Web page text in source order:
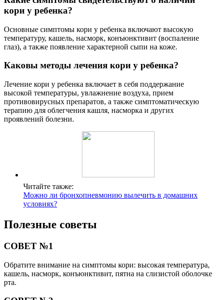
кори у ребенка?
Основные симптомы кори у ребенка включают высокую
температуру, кашель, насморк, конъюнктивит (воспаление
глаз), а также появление характерной сыпи на коже.
Каковы методы лечения кори у ребенка?
Лечение кори у ребенка включает в себя поддержание
высокой температуры, увлажнение воздуха, прием
противовирусных препаратов, а также симптоматическую
терапию для облегчения кашля, насморка и других
проявлений болезни.
Читайте также:
Можно ли бронхопневмонию вылечить в домашних
условиях?
Полезные советы
СОВЕТ №1
Обратите внимание на симптомы кори: высокая температура,
кашель, насморк, конъюнктивит, пятна на слизистой оболочке
рта.